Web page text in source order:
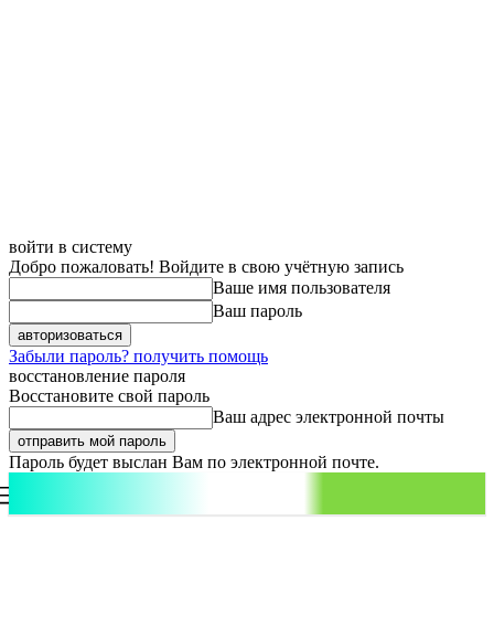
войти в систему
Добро пожаловать! Войдите в свою учётную запись
Ваше имя пользователя
Ваш пароль
Забыли пароль? получить помощь
восстановление пароля
Восстановите свой пароль
Ваш адрес электронной почты
Пароль будет выслан Вам по электронной почте.